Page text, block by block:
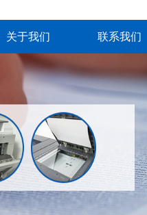
关于我们 联系我们